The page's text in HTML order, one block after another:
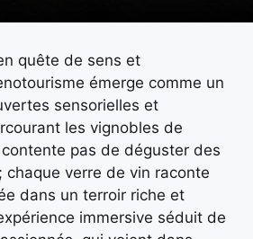
quête de sens et
émerge comme un
sensorielles et
les vignobles de
pas de déguster des
chaque verre de vin raconte
dans un terroir riche et
immersive séduit de